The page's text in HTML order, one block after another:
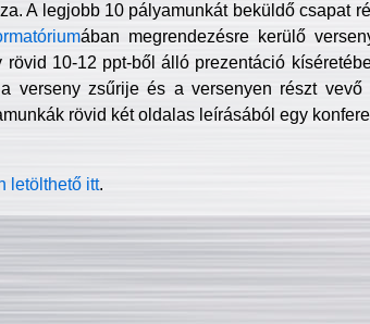
A legjobb 10 pályamunkát beküldő csapat
ában megrendezésre kerülő
10-12 ppt-ből álló prezentáció
verseny zsűrije és a versenyen részt vevő
rövid két oldalas leírásából egy
letölthető itt.